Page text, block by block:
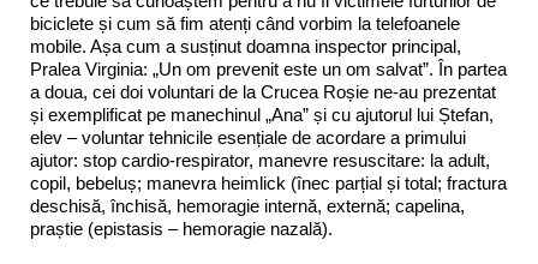
biciclete și cum să fim atenți când vorbim la telefoanele
mobile. Așa cum a susținut doamna inspector principal,
Pralea Virginia: „Un om prevenit este un om salvat”. În partea
a doua, cei doi voluntari de la Crucea Roșie ne-au prezentat
și exemplificat pe manechinul „Ana” și cu ajutorul lui Ștefan,
elev – voluntar tehnicile esențiale de acordare a primului
ajutor: stop cardio-respirator, manevre resuscitare: la adult,
copil, bebeluș; manevra heimlick (înec parțial și total; fractura
deschisă, închisă, hemoragie internă, externă; capelina,
praștie (epistasis – hemoragie nazală).